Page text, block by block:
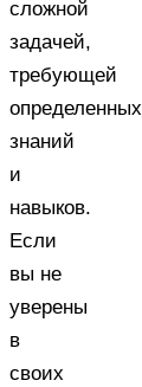
сложной
задачей,
требующей
определенных
знаний
и
навыков.
Если
вы не
уверены
в
своих